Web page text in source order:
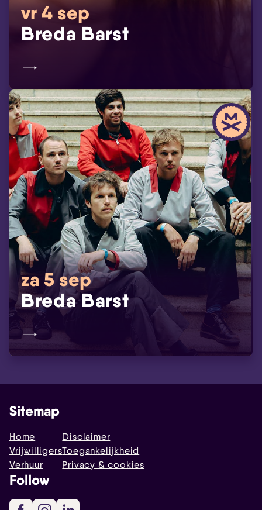
vr 4 sep
Breda Barst
za 5 sep
Breda Barst
Sitemap
Home
Vrijwilligers
Verhuur
Disclaimer
Toegankelijkheid
Privacy & cookies
Follow
FacebookInstagram